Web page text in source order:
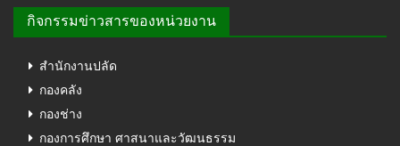
กิจกรรมข่าวสารของหน่วยงาน
สำนักงานปลัด
กองคลัง
กองช่าง
กองการศึกษา ศาสนาและวัฒนธรรม